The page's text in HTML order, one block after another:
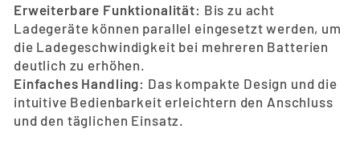
Erweiterbare Funktionalität: Bis zu acht
Ladegeräte können parallel eingesetzt werden, um
die Ladegeschwindigkeit bei mehreren Batterien
deutlich zu erhöhen.
Einfaches Handling: Das kompakte Design und die
intuitive Bedienbarkeit erleichtern den Anschluss
und den täglichen Einsatz.